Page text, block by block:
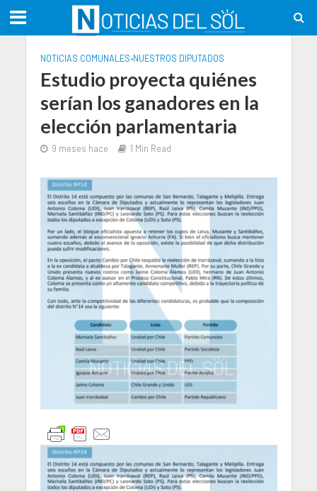
NOTICIAS COMUNALES•NUESTROS DIPUTADOS
Estudio proyecta quiénes
serían los ganadores en la
elección parlamentaria
9 meses hace 1 Min Read